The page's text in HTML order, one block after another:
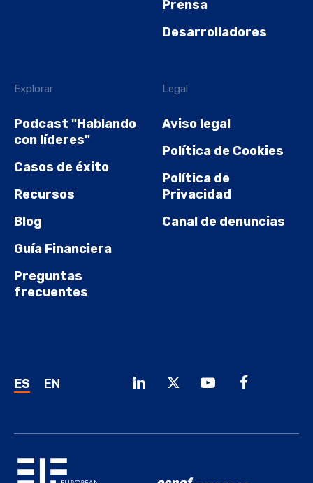
Prensa
Desarrolladores
Explorar
Podcast "Hablando
con líderes"
Casos de éxito
Recursos
Blog
Guía Financiera
Preguntas
frecuentes
Legal
Aviso legal
Política de Cookies
Política de
Privacidad
Canal de denuncias
ES EN